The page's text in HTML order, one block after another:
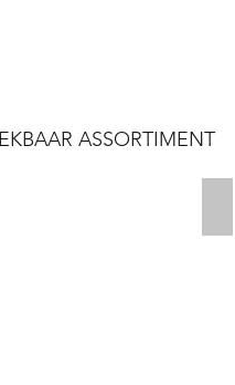
ASSORTIMENT